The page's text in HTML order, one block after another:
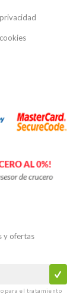
y ofertas
para el tratamiento